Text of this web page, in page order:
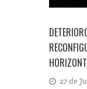
27 de